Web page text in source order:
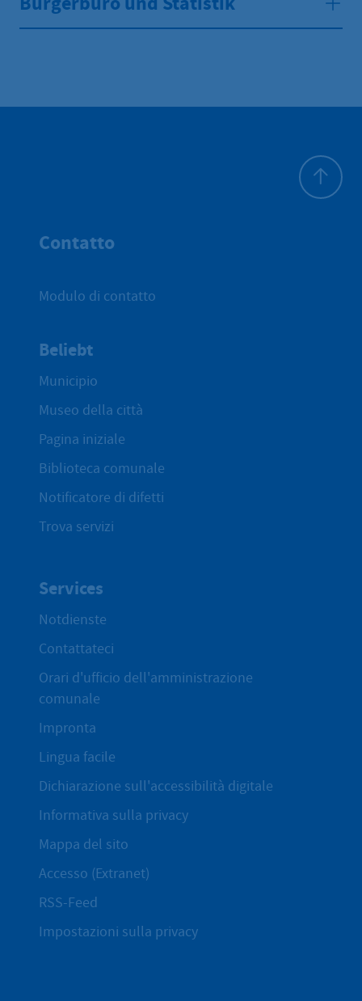
Contatto
Modulo di contatto
Beliebt
Municipio
Museo della città
Pagina iniziale
Biblioteca comunale
Notificatore di difetti
Trova servizi
Services
Notdienste
Contattateci
Orari d'ufficio dell'amministrazione
comunale
Impronta
Lingua facile
Dichiarazione sull'accessibilità digitale
Informativa sulla privacy
Mappa del sito
Accesso (Extranet)
RSS-Feed
Impostazioni sulla privacy